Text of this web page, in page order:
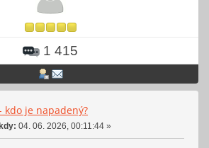
1 415
kdo je napadený?
04. 06. 2026, 00:11:44 »